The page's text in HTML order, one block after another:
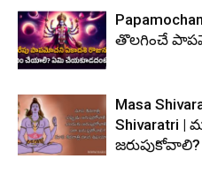
తొలగించే
Masa
Shivaratri |
జరుపుకోవాలి?